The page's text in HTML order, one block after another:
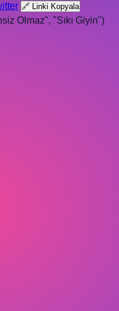
🔗 Linki Kopyala
Olmaz", "Sıkı Giyin")